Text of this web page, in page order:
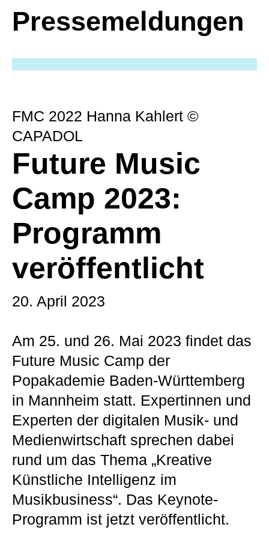
Presse­meldungen
FMC 2022 Hanna Kahlert ©
CAPADOL
Future Music
Camp 2023:
Programm
veröffentlicht
20. April 2023
Am 25. und 26. Mai 2023 findet das
Future Music Camp der
Popakademie Baden-Württemberg
in Mannheim statt. Expertinnen und
Experten der digitalen Musik- und
Medienwirtschaft sprechen dabei
rund um das Thema „Kreative
Künstliche Intelligenz im
Musikbusiness“. Das Keynote-
Programm ist jetzt veröffentlicht.